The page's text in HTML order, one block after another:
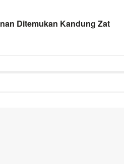
Ditemukan Kandung Zat